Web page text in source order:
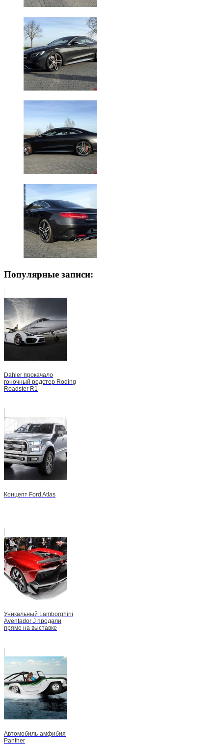
Популярные записи:
Dahler прокачало
гоночный родстер Roding
Roadster R1
Концепт Ford Atlas
Уникальный Lamborghini
Aventador J продали
прямо на выставке
Автомобиль-амфибия
Panther